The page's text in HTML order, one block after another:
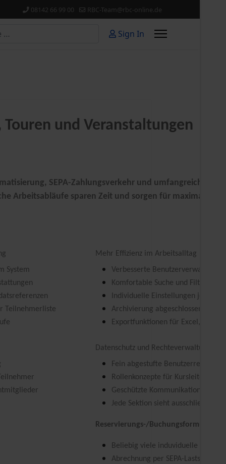
08142 66 99 00 RBC-Team@rbc-online.de
Sign In
und Veranstaltungen
SEPA-Zahlungsverkehr und umfangreiche
Arbeitsabläufe sparen Zeit und sorgen für maximale
System
Teilnehmerliste
Mehr Effizienz im Arbeitsalltag
Verbesserte Benutzerverwaltung
Komfortable Suche und Filter
Individuelle Einstellungen je
Archivierung abgeschlossener
Exportfunktionen für Excel, CSV
Datenschutz und Rechteverwaltung
Fein abgestufte Benutzerrechte
Rollenkonzepte für Kursleiter,
Geschützte Kommunikation per
Jede Sektion sieht ausschließlich
Reservierungs-/Buchungsformulare
Beliebig viele induviduelle
Abrechnung per SEPA-Lastschrift